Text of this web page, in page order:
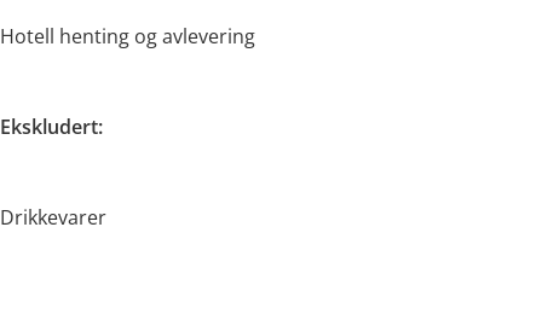
Hotell henting og avlevering
Ekskludert:
Drikkevarer